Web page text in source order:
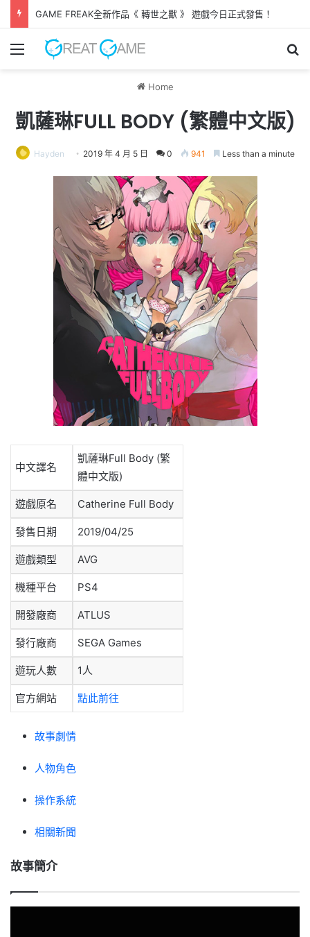
《 凱旋仙子 》試玩版推出 以女子騎術學校作主題
Menu
Home
凱薩琳FULL BODY (繁體中文版)
Hayden 2019 年 4 月 5 日 0 941 Less than a minute
中文譯名
凱薩琳Full Body (繁
體中文版)
遊戲原名 Catherine Full Body
發售日期 2019/04/25
遊戲類型 AVG
機種平台 PS4
開發廠商 ATLUS
發行廠商 SEGA Games
遊玩人數 1人
官方網站 點此前往
故事劇情
人物角色
操作系統
相關新聞
故事簡介